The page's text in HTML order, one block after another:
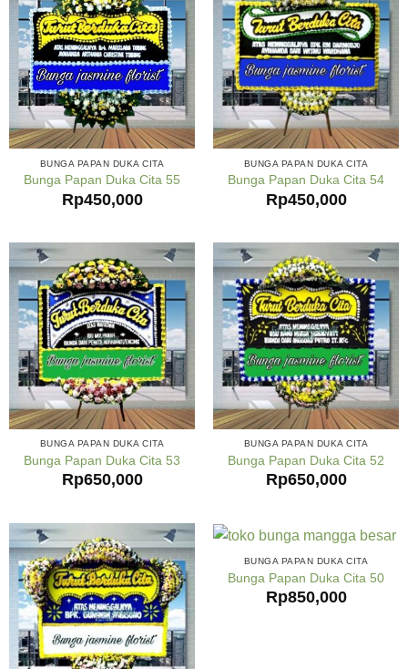
BUNGA PAPAN DUKA CITA
Bunga Papan Duka Cita 55
Rp450,000
BUNGA PAPAN DUKA CITA
Bunga Papan Duka Cita 54
Rp450,000
BUNGA PAPAN DUKA CITA
Bunga Papan Duka Cita 53
Rp650,000
BUNGA PAPAN DUKA CITA
Bunga Papan Duka Cita 52
Rp650,000
BUNGA PAPAN DUKA CITA
Bunga Papan Duka Cita 50
Rp850,000